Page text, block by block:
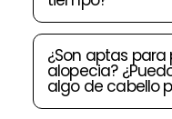
¿Son aptas
alopecia?
algo de cabello